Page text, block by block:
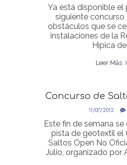
Ya está disponible el
siguiente
obstáculos que se
instalaciones de la
Hipica
Leer Más
Concurso de
11/07/2012
Este fin de semana se
pista de geotextil el
Saltos Open No
Julio, organizado por